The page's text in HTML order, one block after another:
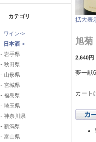
カテゴリ
ワイン->
日本酒->
- 岩手県
- 秋田県
- 山形県
- 宮城県
- 福島県
- 埼玉県
- 神奈川県
- 新潟県
- 富山県
拡大表
旭
2,640円
夢一献
カート